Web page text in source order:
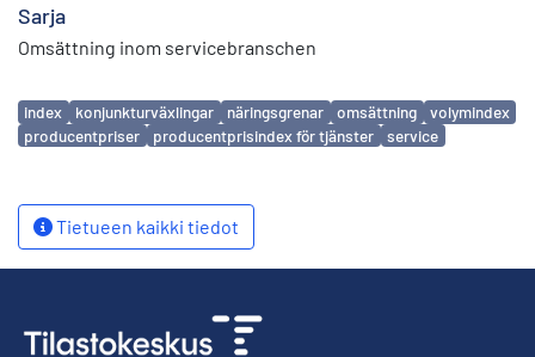
Sarja
Omsättning inom servicebranschen
Avainsanat
index konjunkturväxlingar näringsgrenar omsättning
volymindex
producentpriser
producentprisindex för tjänster service
Tietueen kaikki tiedot